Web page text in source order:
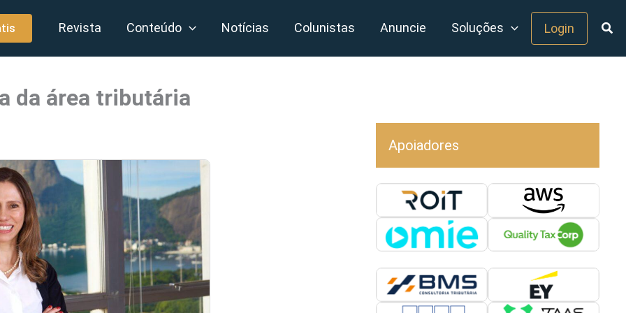
Revista Conteúdo Notícias Colunistas Anuncie Soluções Login
da área tributária
Apoiadores